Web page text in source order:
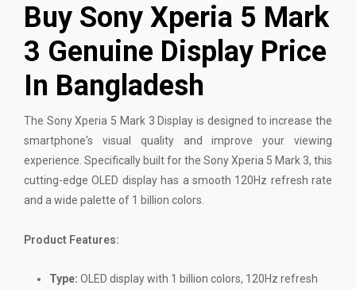
Buy Sony Xperia 5 Mark
3 Genuine Display Price
In Bangladesh
The SonyXperia 5 Mark 3 Display is designed to increase the
smartphone's visual quality and improve your viewing
experience. Specifically built for the Sony Xperia 5 Mark 3, this
cutting-edge OLED display has a smooth 120Hz refresh rate
and a wide palette of 1 billion colors.
Product Features:
Type: OLED display with 1 billion colors, 120Hz refresh